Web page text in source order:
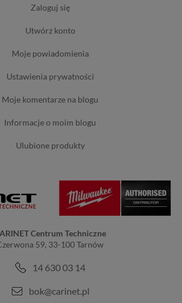
zaloguj się
utwórz konto
moje powiadomienia
ustawienia prywatności
moje komentarze na blogu
informacje o moim blogu
ulubione produkty
Centrum Techniczne
59, 33-100 Tarnów
14 630 03 14
bok@carinet.pl